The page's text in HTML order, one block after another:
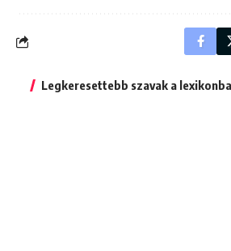
Legkeresettebb szavak a